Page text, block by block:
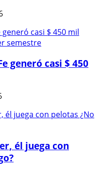
generó casi $ 450
él juega con